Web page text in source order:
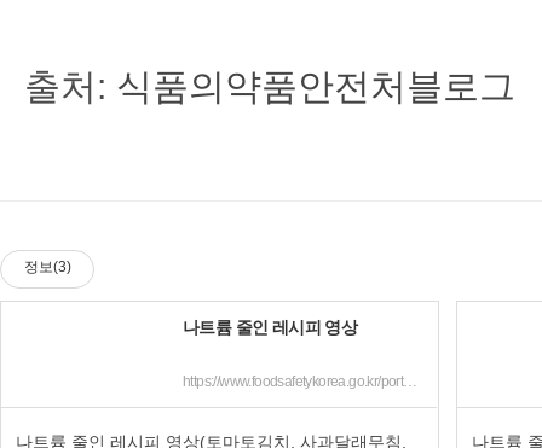
출처: 식품의약품안전처블로그
정보(3)
나트륨 줄인 레시피 영상
https://www.foodsafetykorea.go.kr/portal/board/boardDetail.do
나트륨 줄인 레시피 영상(토마토김치, 사과달래무침, 나트륨